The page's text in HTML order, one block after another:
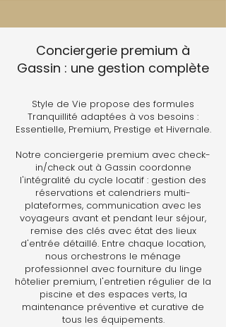
Conciergerie premium à
Gassin : une gestion complète
Style de Vie propose des formules
Tranquillité adaptées à vos besoins :
Essentielle, Premium, Prestige et Hivernale.
Notre conciergerie premium avec check-
in/check out à Gassin coordonne
l'intégralité du cycle locatif : gestion des
réservations et calendriers multi-
plateformes, communication avec les
voyageurs avant et pendant leur séjour,
remise des clés avec état des lieux
d'entrée détaillé. Entre chaque location,
nous orchestrons le ménage
professionnel avec fourniture du linge
hôtelier premium, l'entretien régulier de la
piscine et des espaces verts, la
maintenance préventive et curative de
tous les équipements.